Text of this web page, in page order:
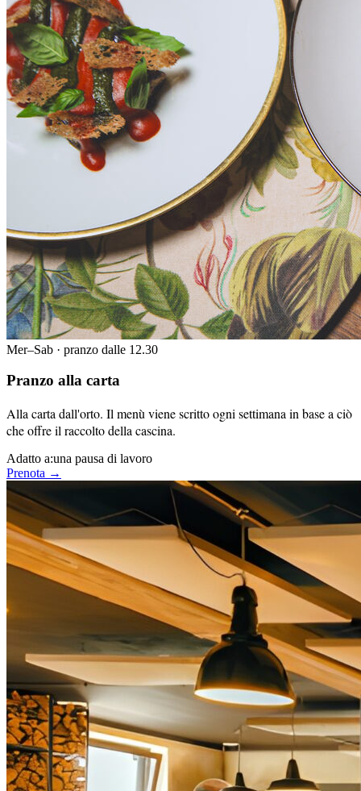
Mer–Sab · pranzo dalle 12.30
Pranzo alla carta
Alla carta dall'orto. Il menù viene scritto ogni settimana in base a ciò
che offre il raccolto della cascina.
Adatto a:una pausa di lavoro
Prenota →